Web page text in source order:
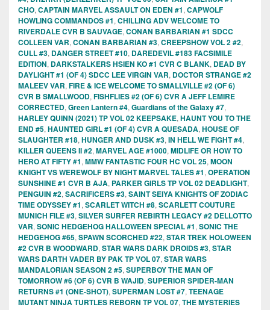
CHO, CAPTAIN MARVEL ASSAULT ON EDEN #1, CAPWOLF
HOWLING COMMANDOS #1, CHILLING ADV WELCOME TO
RIVERDALE CVR B SAUVAGE, CONAN BARBARIAN #1 SDCC
COLLEEN VAR, CONAN BARBARIAN #3, CREEPSHOW VOL 2 #2,
CULL #3, DANGER STREET #10, DAREDEVIL #183 FACSIMILE
EDITION, DARKSTALKERS HSIEN KO #1 CVR C BLANK, DEAD BY
DAYLIGHT #1 (OF 4) SDCC LEE VIRGIN VAR, DOCTOR STRANGE #2
MALEEV VAR, FIRE & ICE WELCOME TO SMALLVILLE #2 (OF 6)
CVR B SMALLWOOD, FISHFLIES #2 (OF 6) CVR A JEFF LEMIRE
CORRECTED, Green Lantern #4, Guardians of the Galaxy #7,
HARLEY QUINN (2021) TP VOL 02 KEEPSAKE, HAUNT YOU TO THE
END #5, HAUNTED GIRL #1 (OF 4) CVR A QUESADA, HOUSE OF
SLAUGHTER #18, HUNGER AND DUSK #3, IN HELL WE FIGHT #4,
KILLER QUEENS II #2, MARVEL AGE #1000, MIDLIFE OR HOW TO
HERO AT FIFTY #1, MMW FANTASTIC FOUR HC VOL 25, MOON
KNIGHT VS WEREWOLF BY NIGHT MARVEL TALES #1, OPERATION
SUNSHINE #1 CVR B AJA, PARKER GIRLS TP VOL 02 DEADLIGHT,
PENGUIN #2, SACRIFICERS #3, SAINT SEIYA KNIGHTS OF ZODIAC
TIME ODYSSEY #1, SCARLET WITCH #8, SCARLETT COUTURE
MUNICH FILE #3, SILVER SURFER REBIRTH LEGACY #2 DELLOTTO
VAR, SONIC HEDGEHOG HALLOWEEN SPECIAL #1, SONIC THE
HEDGEHOG #65, SPAWN SCORCHED #22, STAR TREK HOLOWEEN
#2 CVR B WOODWARD, STAR WARS DARK DROIDS #3, STAR
WARS DARTH VADER BY PAK TP VOL 07, STAR WARS
MANDALORIAN SEASON 2 #5, SUPERBOY THE MAN OF
TOMORROW #6 (OF 6) CVR B WAJID, SUPERIOR SPIDER-MAN
RETURNS #1 (ONE-SHOT), SUPERMAN LOST #7, TEENAGE
MUTANT NINJA TURTLES REBORN TP VOL 07, THE MYSTERIES